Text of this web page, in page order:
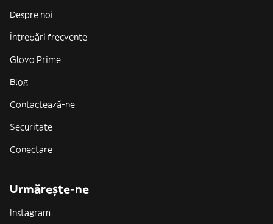
Despre noi
Întrebări frecvente
Glovo Prime
Blog
Contactează-ne
Securitate
Conectare
Urmărește-ne
Instagram